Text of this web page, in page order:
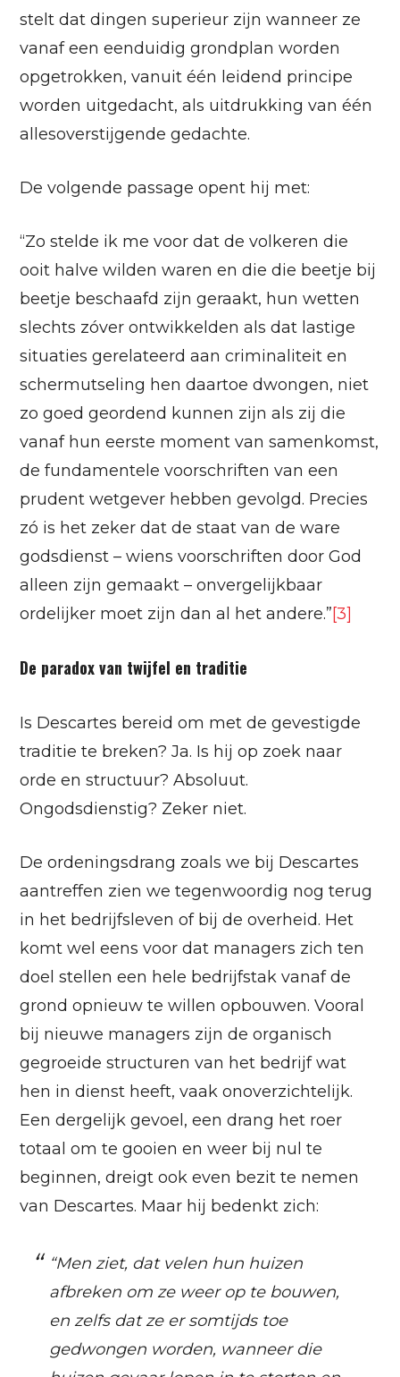
stelt dat dingen superieur zijn wanneer ze
vanaf een eenduidig grondplan worden
opgetrokken, vanuit één leidend principe
worden uitgedacht, als uitdrukking van één
allesoverstijgende gedachte.
De volgende passage opent hij met:
“Zo stelde ik me voor dat de volkeren die
ooit halve wilden waren en die die beetje bij
beetje beschaafd zijn geraakt, hun wetten
slechts zóver ontwikkelden als dat lastige
situaties gerelateerd aan criminaliteit en
schermutseling hen daartoe dwongen, niet
zo goed geordend kunnen zijn als zij die
vanaf hun eerste moment van samenkomst,
de fundamentele voorschriften van een
prudent wetgever hebben gevolgd. Precies
zó is het zeker dat de staat van de ware
godsdienst – wiens voorschriften door God
alleen zijn gemaakt – onvergelijkbaar
ordelijker moet zijn dan al het andere.”[3]
De paradox van twijfel en traditie
Is Descartes bereid om met de gevestigde
traditie te breken? Ja. Is hij op zoek naar
orde en structuur? Absoluut.
Ongodsdienstig? Zeker niet.
De ordeningsdrang zoals we bij Descartes
aantreffen zien we tegenwoordig nog terug
in het bedrijfsleven of bij de overheid. Het
komt wel eens voor dat managers zich ten
doel stellen een hele bedrijfstak vanaf de
grond opnieuw te willen opbouwen. Vooral
bij nieuwe managers zijn de organisch
gegroeide structuren van het bedrijf wat
hen in dienst heeft, vaak onoverzichtelijk.
Een dergelijk gevoel, een drang het roer
totaal om te gooien en weer bij nul te
beginnen, dreigt ook even bezit te nemen
van Descartes. Maar hij bedenkt zich:
“Men ziet, dat velen hun huizen
afbreken om ze weer op te bouwen,
en zelfs dat ze er somtijds toe
gedwongen worden, wanneer die